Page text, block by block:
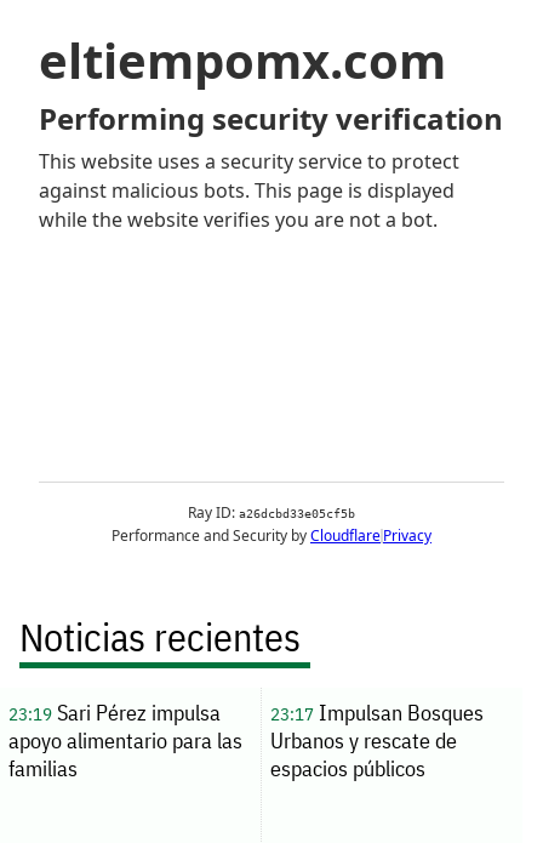
Noticias recientes
23:19Sari Pérez impulsa
apoyo alimentario para las
familias
23:17Impulsan Bosques
Urbanos y rescate de
espacios públicos